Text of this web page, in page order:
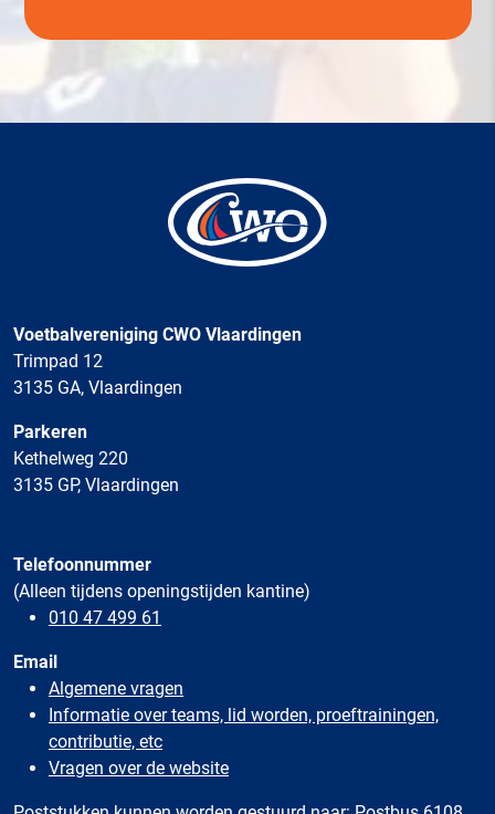
Voetbalvereniging CWO Vlaardingen
Trimpad 12
3135 GA, Vlaardingen
Parkeren
Kethelweg 220
3135 GP, Vlaardingen
Telefoonnummer
(Alleen tijdens openingstijden kantine)
010 47 499 61
Email
Algemene vragen
Informatie over teams, lid worden, proeftrainingen,
contributie, etc
Vragen over de website